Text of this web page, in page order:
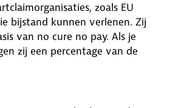
zoals EU
bijstand kunnen verlenen. Zij
van no cure no pay. Als je
zij een percentage van de